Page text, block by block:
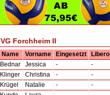
VG Forchheim II
Name Vorname Eingesetzt
Libero
Bednar
Jessica -
-
Klinger
Christina -
-
Krügel
Natalie -
-